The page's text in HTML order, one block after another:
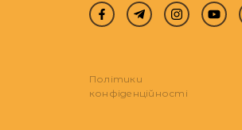
Політики
конфіденційності